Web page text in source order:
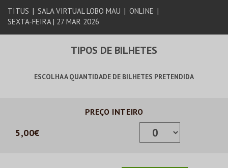
CARTÕES
TITUS | SALA VIRTUAL LOBO MAU | ONLINE |
SEXTA-FEIRA | 27 MAR 2026
TIPOS DE BILHETES
ESCOLHA A QUANTIDADE DE BILHETES PRETENDIDA
PREÇO INTEIRO
5,00€